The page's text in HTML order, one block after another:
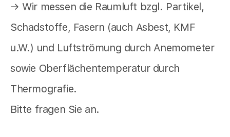
→ Wir messen die Raumluft bzgl. Partikel,
Schadstoffe, Fasern (auch Asbest, KMF
u.W.) und Luftströmung durch Anemometer
sowie Oberflächentemperatur durch
Thermografie.
Bitte fragen Sie an.